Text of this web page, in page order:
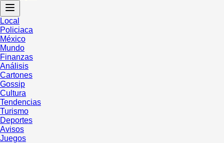
Local
Policiaca
México
Mundo
Finanzas
Análisis
Cartones
Gossip
Cultura
Tendencias
Turismo
Deportes
Avisos
Juegos